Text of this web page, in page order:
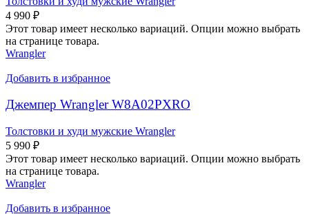
4 990 ₽
Этот товар имеет несколько вариаций. Опции можно выбрать
на странице товара.
Wrangler
Добавить в избранное
Джемпер Wrangler W8A02PXRO
Толстовки и худи мужские Wrangler
5 990 ₽
Этот товар имеет несколько вариаций. Опции можно выбрать
на странице товара.
Wrangler
Добавить в избранное